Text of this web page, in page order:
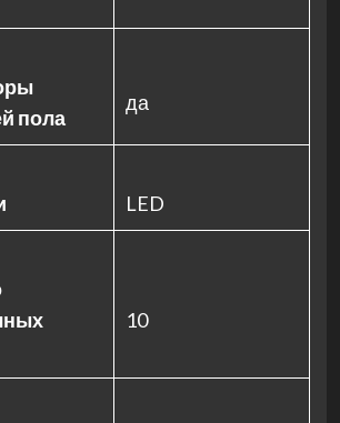
пола
да
LED
10